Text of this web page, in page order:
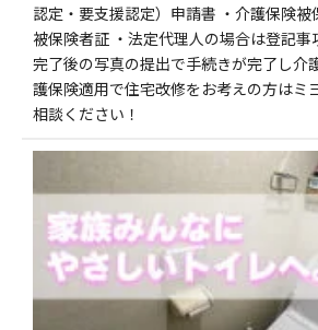
認定・要支援認定）申請書 ・介護保険
被保険者証 ・法定代理人の場合は登記
完了後の写真の提出で手続きが完了し介
護保険適用で住宅改修をお考えの方はミ
相談ください！